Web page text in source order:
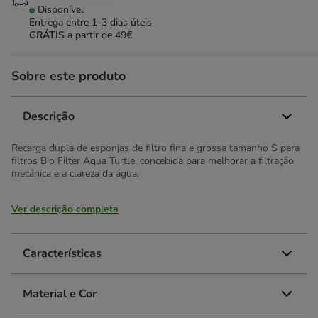
Disponível
Entrega entre 1-3 dias úteis
GRÁTIS a partir de 49€
Sobre este produto
Descrição
Recarga dupla de esponjas de filtro fina e grossa tamanho S para
filtros Bio Filter Aqua Turtle, concebida para melhorar a filtração
mecânica e a clareza da água.
Ver descrição completa
Características
Material e Cor